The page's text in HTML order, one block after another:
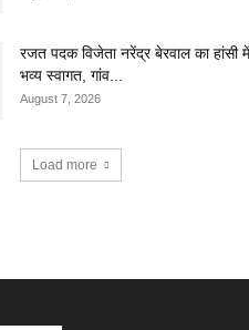
रजत पदक विजेता नरेंद्र बेरवाल का हांसी में
भव्य स्वागत, गांव...
August 7, 2026
Load more